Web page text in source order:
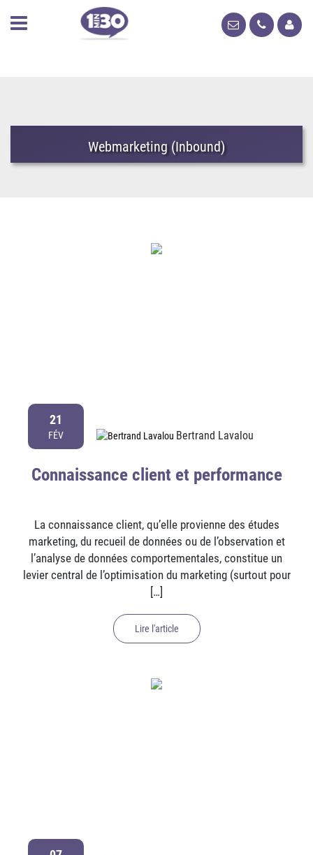
Webmarketing (Inbound)
21
FÉV Bertrand Lavalou
Connaissance client et performance
La connaissance client, qu’elle provienne des études
marketing, du recueil de données ou de l’observation et
l’analyse de données comportementales, constitue un
levier central de l’optimisation du marketing (surtout pour
[…]
Lire l'article